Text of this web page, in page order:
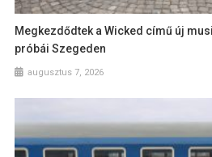
Megkezdődtek a Wicked című új
próbái Szegeden
augusztus 7, 2026